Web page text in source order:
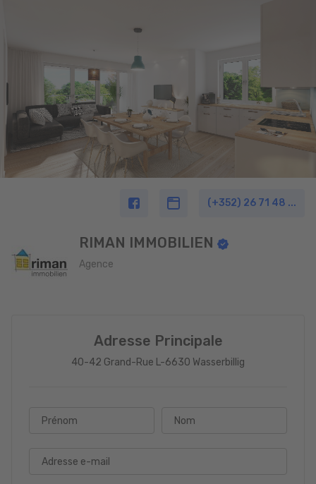
(+352) 26 71 48 ...
RIMAN IMMOBILIEN
Agence
Adresse Principale
40-42 Grand-Rue L-6630 Wasserbillig
Prénom Nom
Adresse e-mail